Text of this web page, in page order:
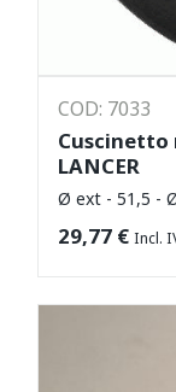
COD: 7033
LANCER
Ø ext - 51,5 -
29,77 € Incl.